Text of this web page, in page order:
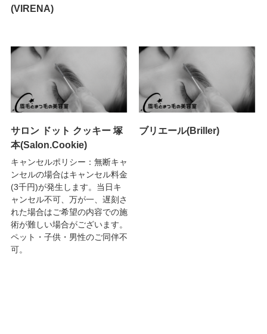
(VIRENA)
サロン ドット クッキー 塚
本(Salon.Cookie)
キャンセルポリシー：無断キャ
ンセルの場合はキャンセル料金
(3千円)が発生します。当日キ
ャンセル不可、万が一、遅刻さ
れた場合はご希望の内容での施
術が難しい場合がございます。
ペット・子供・男性のご同伴不
可。
ブリエール(Briller)